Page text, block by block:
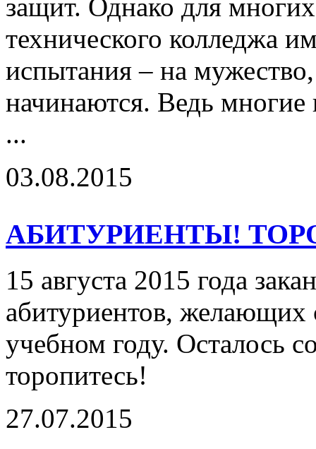
защит. Однако для
технического колледжа
испытания – на
начинаются. Ведь многие
...
03.08.2015
АБИТУРИЕНТЫ!
15 августа 2015 года
абитуриентов, желающих
учебном году. Осталось
торопитесь!
27.07.2015